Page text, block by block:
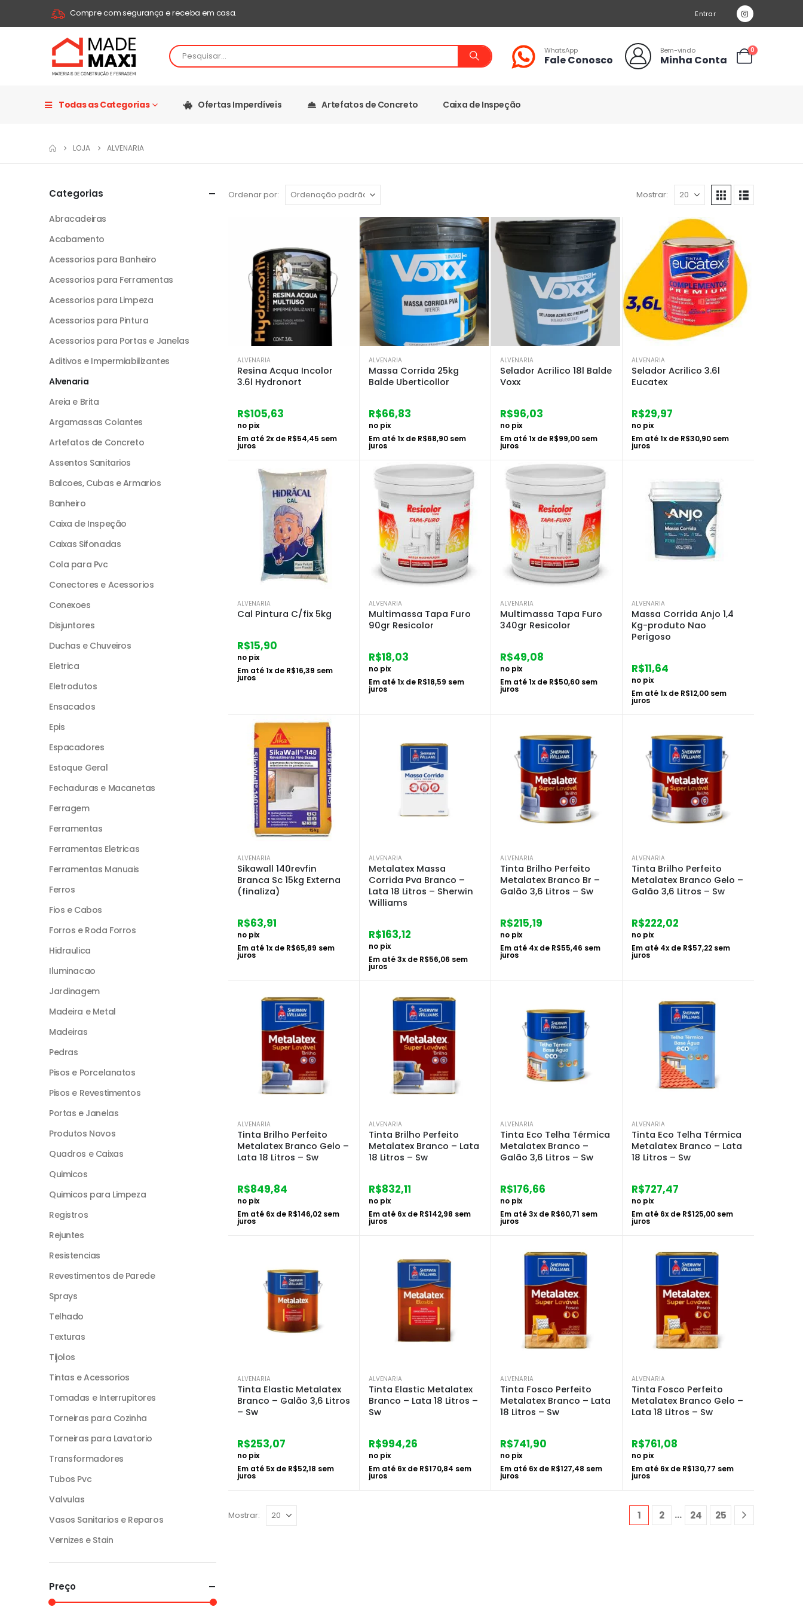
Compre com segurança e receba em casa. Entrar
WhatsApp
Fale Conosco
Bem-vindo
Minha Conta
0
Todas as Categorias Ofertas Imperdíveis Artefatos de Concreto Caixa de Inspeção
LOJA ALVENARIA
Ordenar por: Mostrar:
ALVENARIA
Resina Acqua Incolor
3.6l Hydronort
R$105,63
no pix
Em até 2x de R$54,45 sem
juros
ALVENARIA
Massa Corrida 25kg
Balde Uberticollor
R$66,83
no pix
Em até1x de R$68,90 sem
juros
ALVENARIA
Selador Acrilico 18l Balde
Voxx
R$96,03
no pix
Em até1x de R$99,00 sem
juros
ALVENARIA
Selador Acrilico 3.6l
Eucatex
R$29,97
no pix
Em até1x de R$30,90 sem
juros
ALVENARIA
Cal Pintura C/fix 5kg
R$15,90
no pix
Em até1x de R$16,39 sem
juros
ALVENARIA
Multimassa Tapa Furo
90gr Resicolor
R$18,03
no pix
Em até1x de R$18,59 sem
juros
ALVENARIA
Multimassa Tapa Furo
340gr Resicolor
R$49,08
no pix
Em até1x de R$50,60 sem
juros
ALVENARIA
Massa Corrida Anjo 1,4
Kg-produto Nao
Perigoso
R$11,64
no pix
Em até1x de R$12,00 sem
juros
ALVENARIA
Sikawall 140revfin
Branca Sc 15kg Externa
(finaliza)
R$63,91
no pix
Em até1x de R$65,89 sem
juros
ALVENARIA
Metalatex Massa
Corrida Pva Branco –
Lata 18 Litros – Sherwin
Williams
R$163,12
no pix
Em até3x de R$56,06 sem
juros
ALVENARIA
Tinta Brilho Perfeito
Metalatex Branco Br –
Galão 3,6 Litros – Sw
R$215,19
no pix
Em até 4x de R$55,46 sem
juros
ALVENARIA
Tinta Brilho Perfeito
Metalatex Branco Gelo –
Galão 3,6 Litros – Sw
R$222,02
no pix
Em até 4x de R$57,22 sem
juros
ALVENARIA
Tinta Brilho Perfeito
Metalatex Branco Gelo –
Lata 18 Litros – Sw
R$849,84
no pix
Em até 6x de R$146,02 sem
juros
ALVENARIA
Tinta Brilho Perfeito
Metalatex Branco – Lata
18 Litros – Sw
R$832,11
no pix
Em até 6x de R$142,98 sem
juros
ALVENARIA
Tinta Eco Telha Térmica
Metalatex Branco –
Galão 3,6 Litros – Sw
R$176,66
no pix
Em até3x de R$60,71 sem
juros
ALVENARIA
Tinta Eco Telha Térmica
Metalatex Branco – Lata
18 Litros – Sw
R$727,47
no pix
Em até 6x de R$125,00 sem
juros
ALVENARIA
Tinta Elastic Metalatex
Branco – Galão 3,6 Litros
– Sw
R$253,07
no pix
Em até 5x de R$52,18 sem
juros
ALVENARIA
Tinta Elastic Metalatex
Branco – Lata 18 Litros –
Sw
R$994,26
no pix
Em até 6x de R$170,84 sem
juros
ALVENARIA
Tinta Fosco Perfeito
Metalatex Branco – Lata
18 Litros – Sw
R$741,90
no pix
Em até 6x de R$127,48 sem
juros
ALVENARIA
Tinta Fosco Perfeito
Metalatex Branco Gelo –
Lata 18 Litros – Sw
R$761,08
no pix
Em até 6x de R$130,77 sem
juros
Mostrar: 1 2 … 24 25
Categorias
Abracadeiras
Acabamento
Acessorios para Banheiro
Acessorios para Ferramentas
Acessorios para Limpeza
Acessorios para Pintura
Acessorios para Portas e Janelas
Aditivos e Impermiabilizantes
Alvenaria
Areia e Brita
Argamassas Colantes
Artefatos de Concreto
Assentos Sanitarios
Balcoes, Cubas e Armarios
Banheiro
Caixa de Inspeção
Caixas Sifonadas
Cola para Pvc
Conectores e Acessorios
Conexoes
Disjuntores
Duchas e Chuveiros
Eletrica
Eletrodutos
Ensacados
Epis
Espacadores
Estoque Geral
Fechaduras e Macanetas
Ferragem
Ferramentas
Ferramentas Eletricas
Ferramentas Manuais
Ferros
Fios e Cabos
Forros e Roda Forros
Hidraulica
Iluminacao
Jardinagem
Madeira e Metal
Madeiras
Pedras
Pisos e Porcelanatos
Pisos e Revestimentos
Portas e Janelas
Produtos Novos
Quadros e Caixas
Quimicos
Quimicos para Limpeza
Registros
Rejuntes
Resistencias
Revestimentos de Parede
Sprays
Telhado
Texturas
Tijolos
Tintas e Acessorios
Tomadas e Interrupitores
Torneiras para Cozinha
Torneiras para Lavatorio
Transformadores
Tubos Pvc
Valvulas
Vasos Sanitarios e Reparos
Vernizes e Stain
Preço